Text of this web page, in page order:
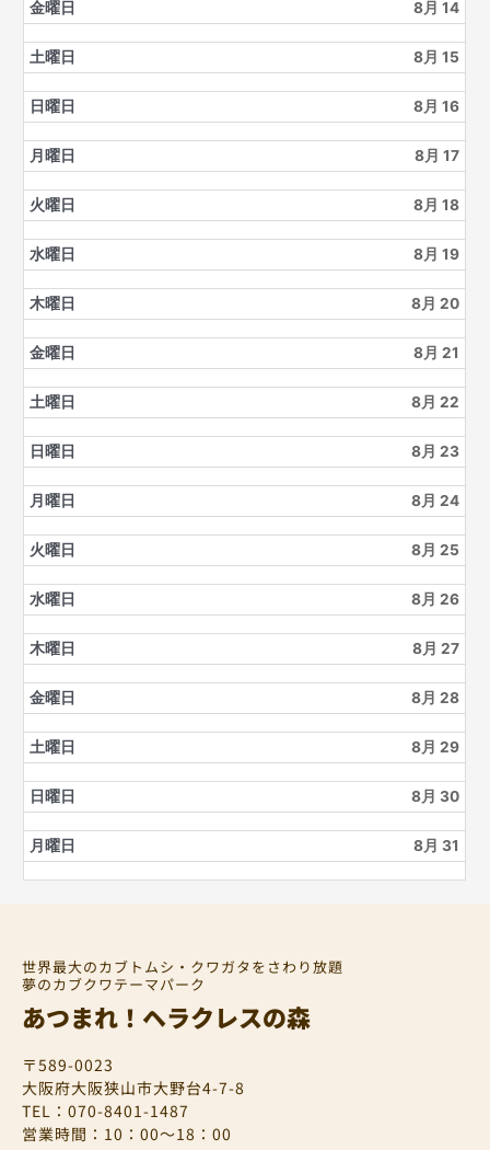
金曜日 8月 14
土曜日 8月 15
日曜日 8月 16
月曜日 8月 17
火曜日 8月 18
水曜日 8月 19
木曜日 8月 20
金曜日 8月 21
土曜日 8月 22
日曜日 8月 23
月曜日 8月 24
火曜日 8月 25
水曜日 8月 26
木曜日 8月 27
金曜日 8月 28
土曜日 8月 29
日曜日 8月 30
月曜日 8月 31
世界最大のカブトムシ・クワガタをさわり放題
夢のカブクワテーマパーク
あつまれ！ヘラクレスの森
〒589-0023
大阪府大阪狭山市大野台4-7-8
TEL：070-8401-1487
営業時間：10：00～18：00